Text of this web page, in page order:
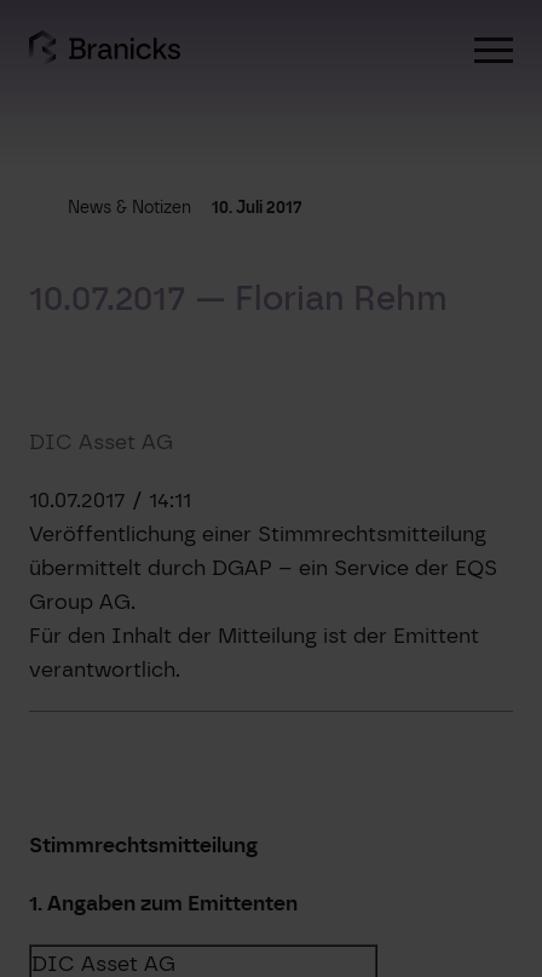
content
News & Notizen 10. Juli 2017
10.07.2017 — Florian Rehm
DIC Asset AG
10.07.2017 / 14:11
Veröffentlichung einer Stimmrechtsmitteilung
übermittelt durch DGAP – ein Service der EQS
Group AG.
Für den Inhalt der Mitteilung ist der Emittent
verantwortlich.
Stimmrechtsmitteilung
1. Angaben zum Emittenten
DIC Asset AG